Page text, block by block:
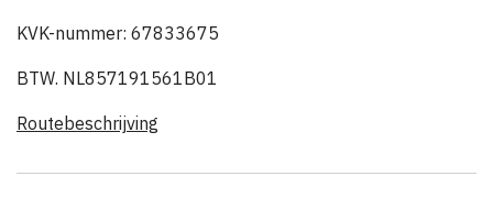
KVK-nummer: 67833675
BTW. NL857191561B01
Routebeschrijving